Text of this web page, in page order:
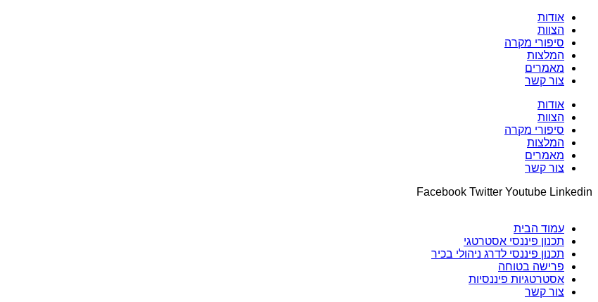
אודות
הצוות
סיפורי מקרה
המלצות
מאמרים
צור קשר
אודות
הצוות
סיפורי מקרה
המלצות
מאמרים
צור קשר
Facebook Twitter Youtube Linkedin
עמוד הבית
תכנון פיננסי אסטרטגי
תכנון פיננסי לדרג ניהולי בכיר
פרישה בטוחה
אסטרטגיות פיננסיות
צור קשר